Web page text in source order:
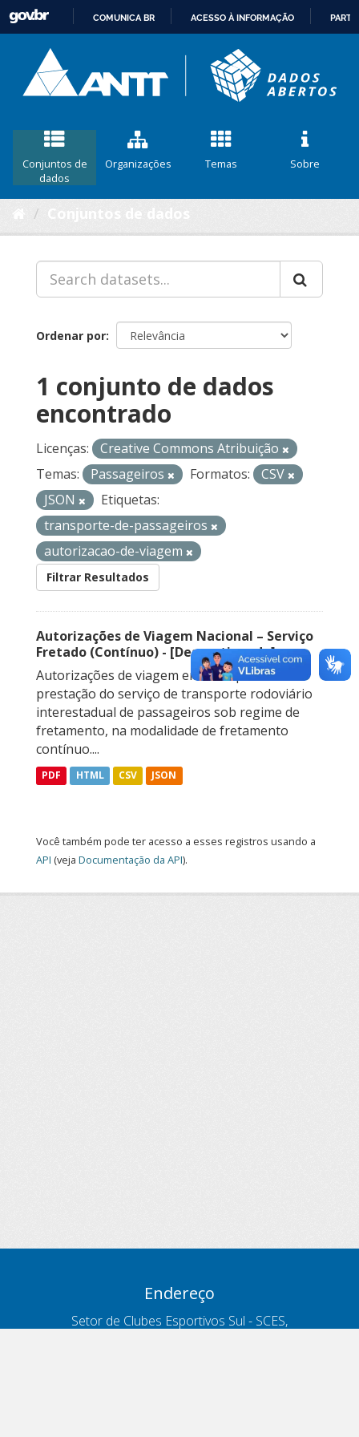
CONTEÚDO
COMUNICA BR ACESSO À INFORMAÇÃO
Conjuntos de
dados
Organizações Temas Sobre
Ordenar por
1 conjunto de dados
encontrado
Licenças:
Creative Commons Atribuição
Temas:
Passageiros Formatos:
CSV
JSON
Etiquetas:
transporte-de-passageiros
autorizacao-de-viagem
Filtrar Resultados
Autorizações de Viagem Nacional – Serviço
Fretado (Contínuo) - [Descontinuado]
Autorizações de viagem emitidas para a
prestação do serviço de transporte rodoviário
interestadual de passageiros sob regime de
fretamento, na modalidade de fretamento
contínuo....
PDF HTML CSV JSON
Você também pode ter acesso a esses registros usando a
API (veja Documentação da API).
Endereço
Setor de Clubes Esportivos Sul - SCES,